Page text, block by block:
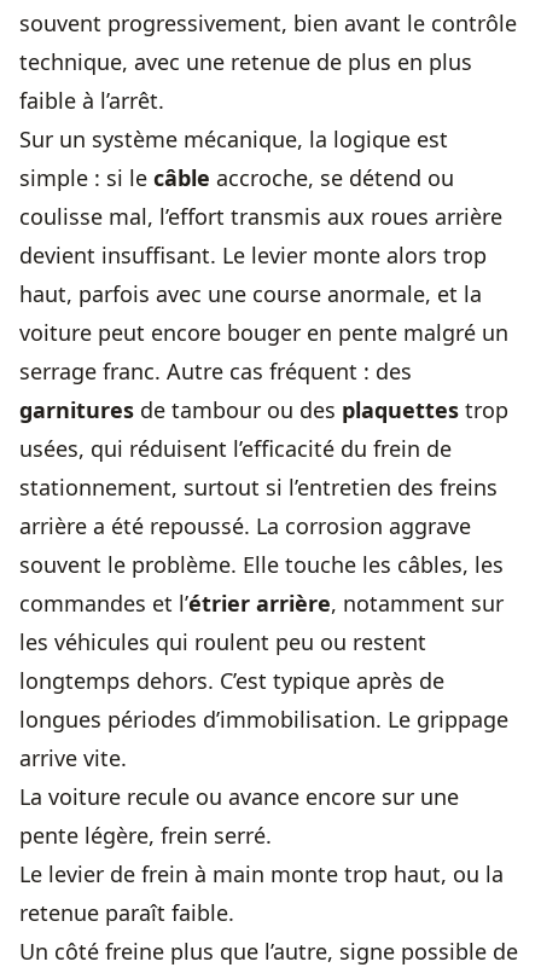
souvent progressivement, bien avant le contrôle
technique, avec une retenue de plus en plus
faible à l’arrêt.
Sur un système mécanique, la logique est
simple : si le câble accroche, se détend ou
coulisse mal, l’effort transmis aux roues arrière
devient insuffisant. Le levier monte alors trop
haut, parfois avec une course anormale, et la
voiture peut encore bouger en pente malgré un
serrage franc. Autre cas fréquent : des
garnitures de tambour ou des plaquettes trop
usées, qui réduisent l’efficacité du frein de
stationnement, surtout si l’entretien des freins
arrière a été repoussé. La corrosion aggrave
souvent le problème. Elle touche les câbles, les
commandes et l’étrier arrière, notamment sur
les véhicules qui roulent peu ou restent
longtemps dehors. C’est typique après de
longues périodes d’immobilisation. Le grippage
arrive vite.
La voiture recule ou avance encore sur une
pente légère, frein serré.
Le levier de frein à main monte trop haut, ou la
retenue paraît faible.
Un côté freine plus que l’autre, signe possible de